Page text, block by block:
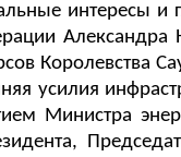
интересы и
Александра
Королевства
усилия
Министра